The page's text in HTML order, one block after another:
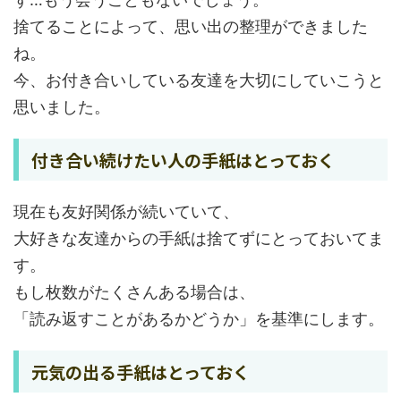
捨てることによって、思い出の整理ができました
ね。
今、お付き合いしている友達を大切にしていこうと
思いました。
付き合い続けたい人の手紙はとっておく
現在も友好関係が続いていて、
大好きな友達からの手紙は捨てずにとっておいてま
す。
もし枚数がたくさんある場合は、
「読み返すことがあるかどうか」を基準にします。
元気の出る手紙はとっておく